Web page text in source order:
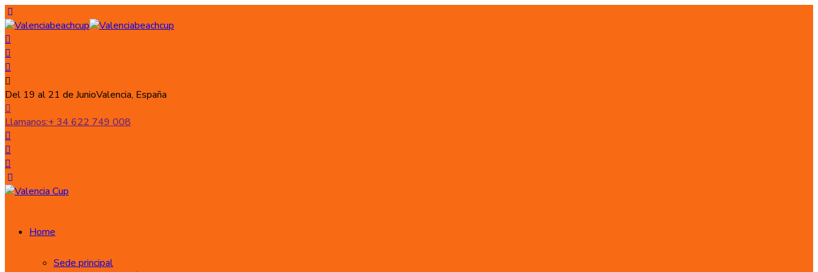
Del 19 al 21 de JunioValencia, España
Llamanos:+ 34 622 749 008
Home
Sede principal